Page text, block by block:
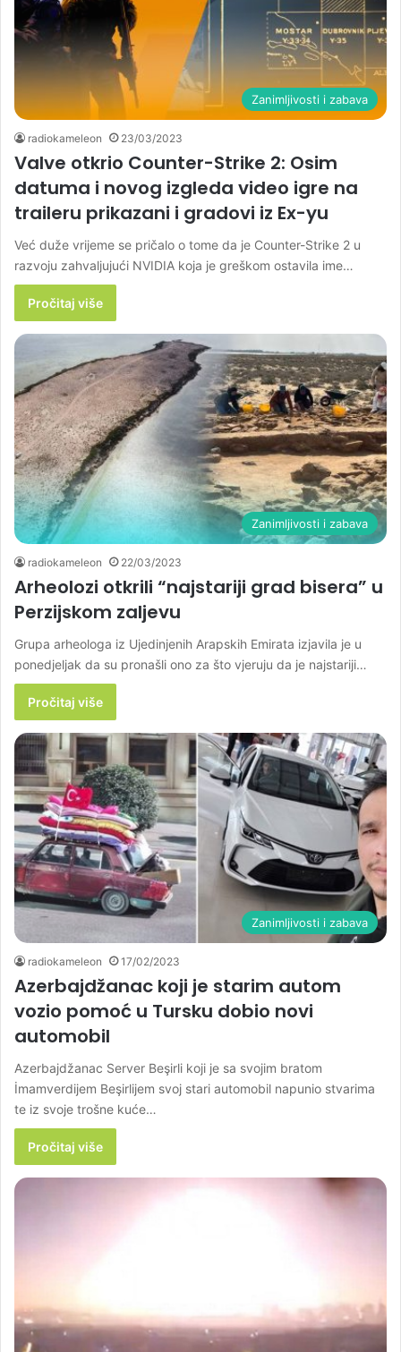
Zanimljivosti i zabava
radiokameleon 23/03/2023
Valve otkrio Counter-Strike 2: Osim
datuma i novog izgleda video igre na
traileru prikazani i gradovi iz Ex-yu
Već duže vrijeme se pričalo o tome da je Counter-Strike 2 u
razvoju zahvaljujući NVIDIA koja je greškom ostavila ime…
Pročitaj više
Zanimljivosti i zabava
radiokameleon 22/03/2023
Arheolozi otkrili “najstariji grad bisera” u
Perzijskom zaljevu
Grupa arheologa iz Ujedinjenih Arapskih Emirata izjavila je u
ponedjeljak da su pronašli ono za što vjeruju da je najstariji…
Pročitaj više
Zanimljivosti i zabava
radiokameleon 17/02/2023
Azerbajdžanac koji je starim autom
vozio pomoć u Tursku dobio novi
automobil
Azerbajdžanac Server Beşirli koji je sa svojim bratom
İmamverdijem Beşirlijem svoj stari automobil napunio stvarima
te iz svoje trošne kuće…
Pročitaj više